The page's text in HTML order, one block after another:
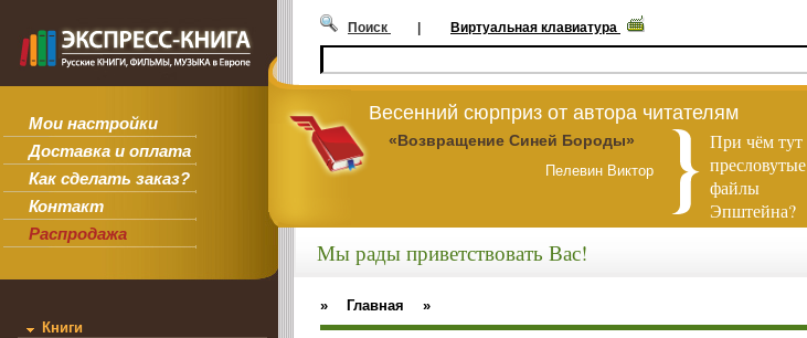
Мои настройки
Доставка и оплата
Как сделать заказ?
Контакт
Распродажа
Поиск | Виртуальная клавиатура
Весенний сюрприз от автора читателям
«Возвращение Синей Бороды»
Пелевин Виктор
При чём тут
пресловутые
файлы
Эпштейна?
Книги
Мы рады приветствовать Вас!
» Главная »